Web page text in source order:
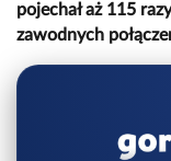
pojechał aż 115
zawodnych